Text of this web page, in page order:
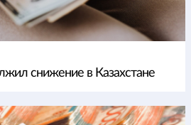
снижение в Казахстане